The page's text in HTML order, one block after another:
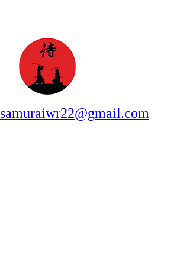
samuraiwr22@gmail.com